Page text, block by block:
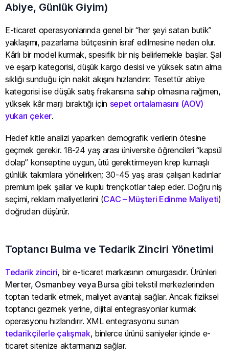
Abiye, Günlük Giyim)
E-ticaret operasyonlarında genel bir “her şeyi satan butik”
yaklaşımı, pazarlama bütçesinin israf edilmesine neden olur.
Kârlı bir model kurmak, spesifik bir niş belirlemekle başlar. Şal
ve eşarp kategorisi, düşük kargo desisi ve yüksek satın alma
sıklığı sunduğu için nakit akışını hızlandırır. Tesettür abiye
kategorisi ise düşük satış frekansına sahip olmasına rağmen,
yüksek kâr marjı bıraktığı için sepet ortalamasını (AOV)
yukarı çeker.
Hedef kitle analizi yaparken demografik verilerin ötesine
geçmek gerekir. 18-24 yaş arası üniversite öğrencileri “kapsül
dolap” konseptine uygun, ütü gerektirmeyen krep kumaşlı
günlük takımlara yönelirken; 30-45 yaş arası çalışan kadınlar
premium ipek şallar ve kuplu trençkotlar talep eder. Doğru niş
seçimi, reklam maliyetlerini (CAC – Müşteri Edinme Maliyeti)
doğrudan düşürür.
Toptancı Bulma ve Tedarik Zinciri Yönetimi
Tedarik zinciri, bir e-ticaret markasının omurgasıdır. Ürünleri
Merter, Osmanbey veya Bursa gibi tekstil merkezlerinden
toptan tedarik etmek, maliyet avantajı sağlar. Ancak fiziksel
toptancı gezmek yerine, dijital entegrasyonlar kurmak
operasyonu hızlandırır. XML entegrasyonu sunan
tedarikçilerle çalışmak, binlerce ürünü saniyeler içinde e-
ticaret sitenize aktarmanızı sağlar.